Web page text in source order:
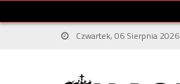
Czwartek, 06 Sierpnia 2026